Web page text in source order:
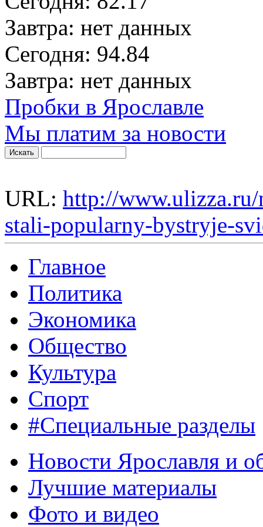
Завтра: нет данных
Сегодня: 94.84
Завтра: нет данных
Пробки в Ярославле
Мы платим за новости
URL: http://
stali-popularny-bystryje-
Главное
Политика
Экономика
Общество
Культура
Спорт
#Специальные разделы
Новости Ярославля и
Лучшие материалы
Фото и видео